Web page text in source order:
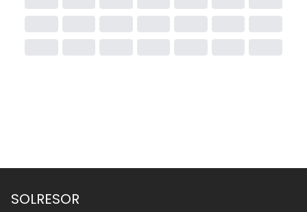
SOLRESOR